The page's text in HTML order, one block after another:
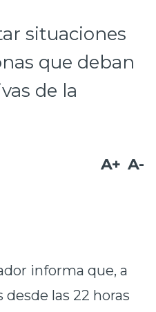
situaciones
que deban
de la
A+ A-
informa que, a
las 22 horas